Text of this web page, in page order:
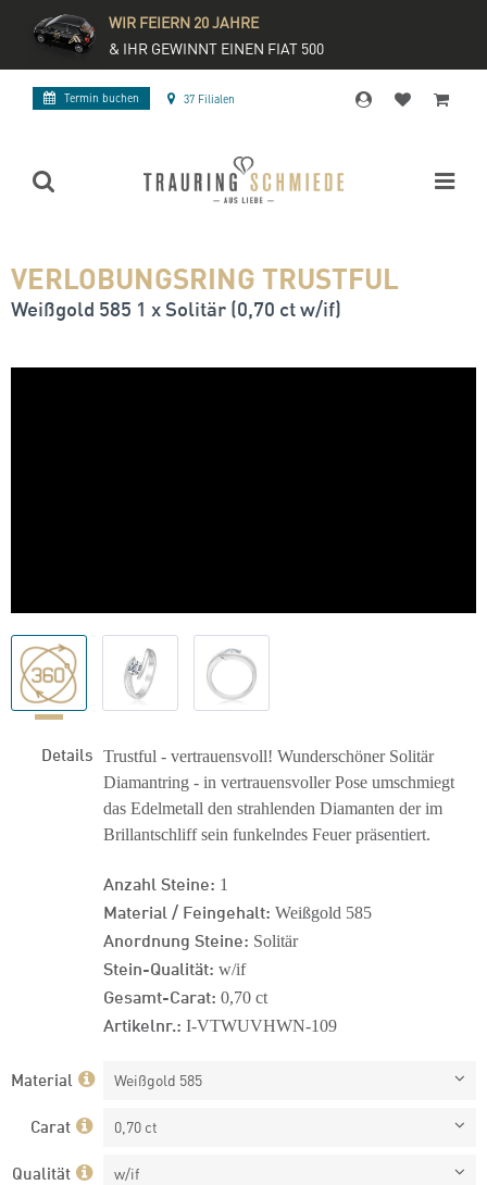
WIR FEIERN 20 JAHRE
& IHR GEWINNT EINEN FIAT 500
Termin buchen 37 Filialen
VERLOBUNGSRING TRUSTFUL
Weißgold 585 1 x Solitär (0,70 ct w/if)
Details Trustful - vertrauensvoll! Wunderschöner Solitär
Diamantring - in vertrauensvoller Pose umschmiegt
das Edelmetall den strahlenden Diamanten der im
Brillantschliff sein funkelndes Feuer präsentiert.
Anzahl Steine: 1
Material / Feingehalt: Weißgold 585
Anordnung Steine: Solitär
Stein-Qualität: w/if
Gesamt-Carat: 0,70 ct
Artikelnr.: I-VTWUVHWN-109
Material Weißgold 585
Carat 0,70 ct
Qualität w/if